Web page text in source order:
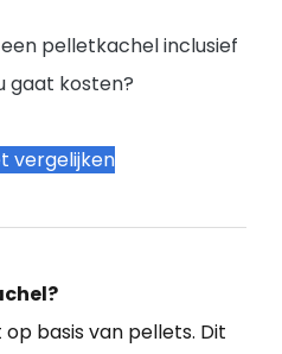
pelletkachel inclusief
gaat kosten?
vergelijken
basis van pellets. Dit